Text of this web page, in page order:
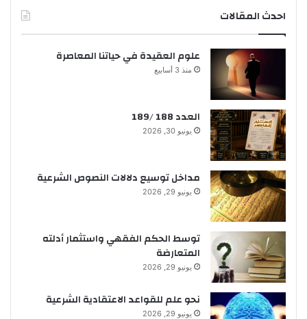
احدث المقالات
علوم العقيدة في حياتنا المعاصرة
منذ 3 أسابيع
العدد 188 /189
يونيو 30, 2026
مداخل توسيع دلالات النصوص الشرعية
يونيو 29, 2026
توسط الحكم الفقهي واستثمار أدلته
المتعارضة
يونيو 29, 2026
نحو علم للقواعد الاعتقادية الشرعية
يونيو 29, 2026